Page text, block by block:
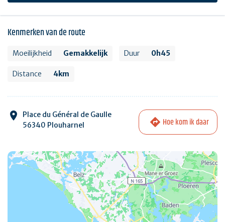
Kenmerken van de route
Moeilijkheid Gemakkelijk Duur 0h45
Distance 4km
Place du Général de Gaulle
56340 Plouharnel
Hoe kom ik daar